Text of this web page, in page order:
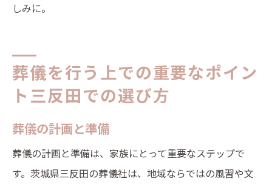
しみに。
葬儀を行う上での重要なポイン
ト三反田での選び方
葬儀の計画と準備
葬儀の計画と準備は、家族にとって重要なステップで
す。茨城県三反田の葬儀社は、地域ならではの風習や文